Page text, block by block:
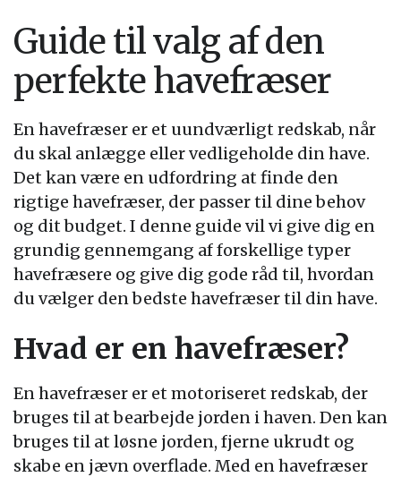
Guide til valg af den
perfekte havefræser
En havefræser er et uundværligt redskab, når
du skal anlægge eller vedligeholde din have.
Det kan være en udfordring at finde den
rigtige havefræser, der passer til dine behov
og dit budget. I denne guide vil vi give dig en
grundig gennemgang af forskellige typer
havefræsere og give dig gode råd til, hvordan
du vælger den bedste havefræser til din have.
Hvad er en havefræser?
En havefræser er et motoriseret redskab, der
bruges til at bearbejde jorden i haven. Den kan
bruges til at løsne jorden, fjerne ukrudt og
skabe en jævn overflade. Med en havefræser